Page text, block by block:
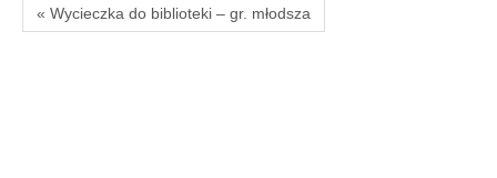
« Wycieczka do biblioteki – gr. młodsza